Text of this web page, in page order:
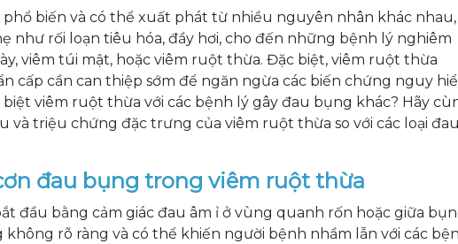
biến và có thể xuất phát từ nhiều nguyên nhân khác nhau,
như rối loạn tiêu hóa, đầy hơi, cho đến những bệnh lý nghiêm
viêm túi mật, hoặc viêm ruột thừa. Đặc biệt, viêm ruột thừa
cấp cần can thiệp sớm để ngăn ngừa các biến chứng nguy
viêm ruột thừa với các bệnh lý gây đau bụng khác? Hãy
và triệu chứng đặc trưng của viêm ruột thừa so với các loại đau
đau bụng trong viêm ruột thừa
đầu bằng cảm giác đau âm ỉ ở vùng quanh rốn hoặc giữa
rõ ràng và có thể khiến người bệnh nhầm lẫn với các